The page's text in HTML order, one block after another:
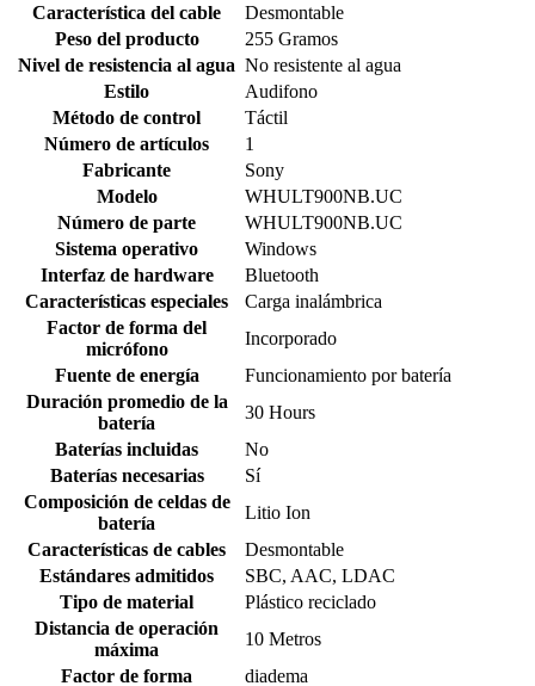
Característica del cable
‎Desmontable
Peso del producto
‎255 Gramos
Nivel de resistencia al agua ‎No resistente al agua
Estilo
‎Audifono
Método de control
‎Táctil
Número de artículos
‎1
Fabricante
‎Sony
Modelo
‎WHULT900NB.UC
Número de parte
‎WHULT900NB.UC
Sistema operativo
‎Windows
Interfaz de hardware
‎Bluetooth
Características especiales
‎Carga inalámbrica
Factor de forma del
micrófono
‎Incorporado
Fuente de energía
‎Funcionamiento por batería
Duración promedio de la
batería
‎30 Hours
Baterías incluidas
‎No
Baterías necesarias
‎Sí
Composición de celdas de
batería
‎Litio Ion
Características de cables
‎Desmontable
Estándares admitidos
‎SBC, AAC, LDAC
Tipo de material
‎Plástico reciclado
Distancia de operación
máxima
‎10 Metros
Factor de forma
‎diadema